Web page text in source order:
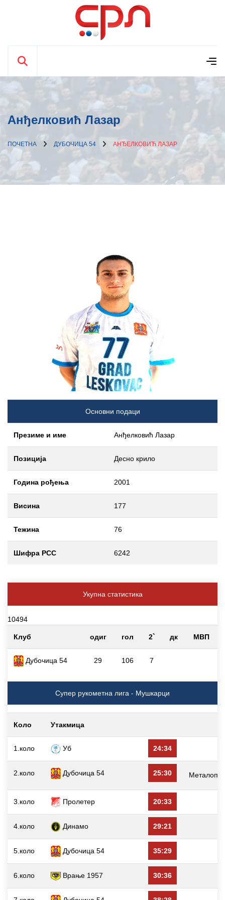
Анђелковић Лазар
ПОЧЕТНА ДУБОЧИЦА 54 АНЂЕЛКОВИЋ ЛАЗАР
Основни подаци
Презиме и име Анђелковић Лазар
Позиција Десно крило
Година рођења 2001
Висина 177
Тежина 76
Шифра РСС 6242
Укупна статистика
10494
Клуб одиг гол 2` дк МВП
Дубочица 54 29 106 7
Супер рукометна лига - Мушкарци
Коло Утакмица
1.коло Уб 24:34
2.коло Дубочица 54 25:30
3.коло Пролетер 20:33
4.коло Динамо 29:21
5.коло Дубочица 54 35:29
6.коло Врање 1957 30:36